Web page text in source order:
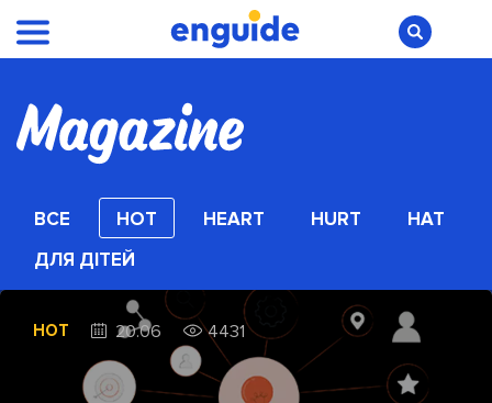
ВСЕ HOT HEART HURT
HAT
ДЛЯ ДІТЕЙ
HOT 20.06 4431